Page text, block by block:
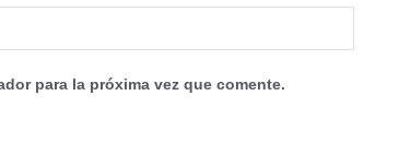
para la próxima vez que comente.